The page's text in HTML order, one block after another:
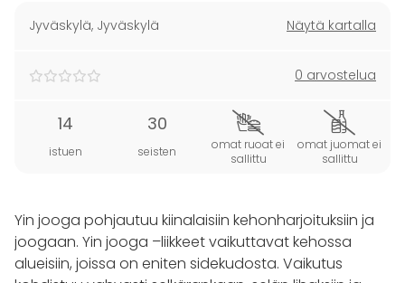
Jyväskylä, Jyväskylä Näytä kartalla
0 arvostelua
14
istuen
30
seisten
omat ruoat ei
sallittu
omat juomat ei
sallittu
Yin jooga pohjautuu kiinalaisiin kehonharjoituksiin ja
joogaan. Yin jooga –liikkeet vaikuttavat kehossa
alueisiin, joissa on eniten sidekudosta. Vaikutus